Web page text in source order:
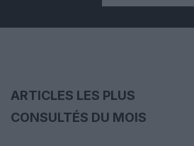
ARTICLES LES PLUS
CONSULTÉS DU MOIS